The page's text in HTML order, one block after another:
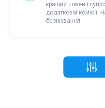
кращий човен і
додаткової комісії.
бронювання.